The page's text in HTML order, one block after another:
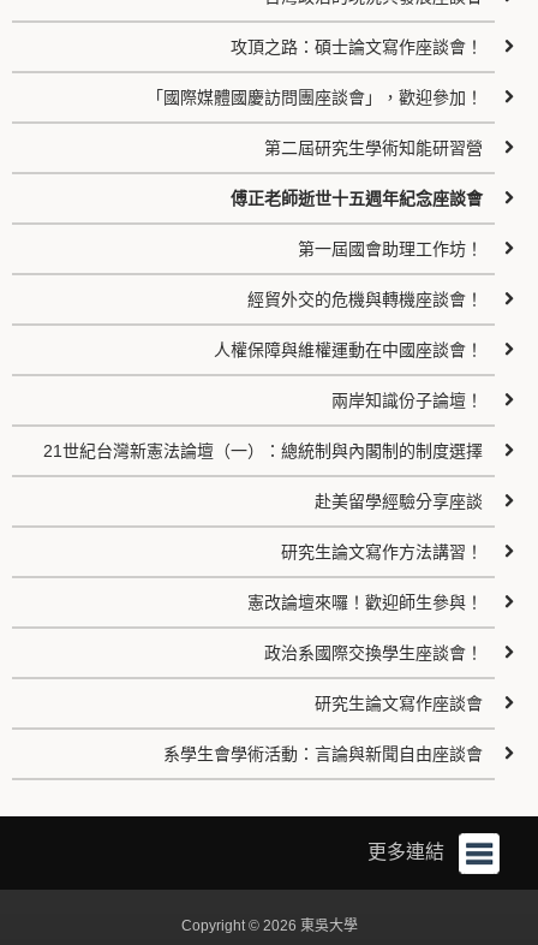
攻頂之路：碩士論文寫作座談會！
「國際媒體國慶訪問團座談會」，歡迎參加！
第二屆研究生學術知能研習營
傅正老師逝世十五週年紀念座談會
第一屆國會助理工作坊！
經貿外交的危機與轉機座談會！
人權保障與維權運動在中國座談會！
兩岸知識份子論壇！
21世紀台灣新憲法論壇（一）：總統制與內閣制的制度選擇
赴美留學經驗分享座談
研究生論文寫作方法講習！
憲改論壇來囉！歡迎師生參與！
政治系國際交換學生座談會！
研究生論文寫作座談會
系學生會學術活動：言論與新聞自由座談會
更多連結
Copyright © 2026 東吳大學